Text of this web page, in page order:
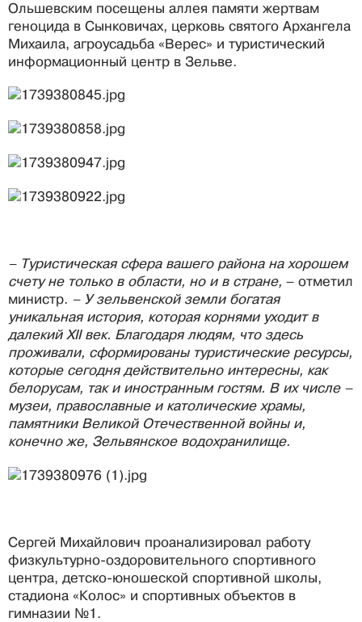
Ольшевским посещены аллея памяти жертвам
геноцида в Сынковичах, церковь святого Архангела
Михаила, агроусадьба «Верес» и туристический
информационный центр в Зельве.
– Туристическая сфера вашего района на хорошем
счету не только в области, но и в стране, – отметил
министр. – У зельвенской земли богатая
уникальная история, которая корнями уходит в
далекий XII век. Благодаря людям, что здесь
проживали, сформированы туристические ресурсы,
которые сегодня действительно интересны, как
белорусам, так и иностранным гостям. В их числе –
музеи, православные и католические храмы,
памятники Великой Отечественной войны и,
конечно же, Зельвянское водохранилище.
Сергей Михайлович проанализировал работу
физкультурно-оздоровительного спортивного
центра, детско-юношеской спортивной школы,
стадиона «Колос» и спортивных объектов в
гимназии №1.